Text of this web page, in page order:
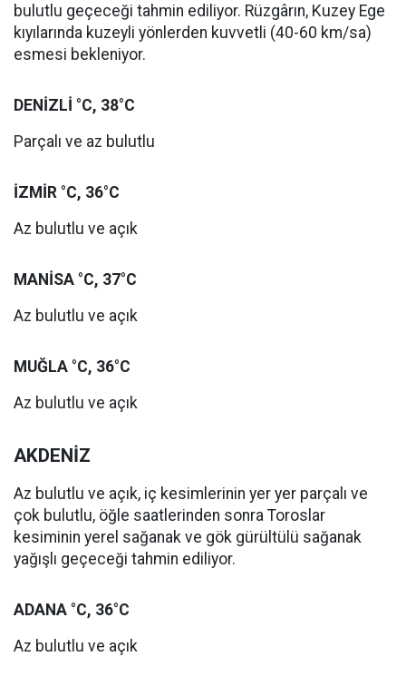
bulutlu geçeceği tahmin ediliyor. Rüzgârın, Kuzey Ege
kıyılarında kuzeyli yönlerden kuvvetli (40-60 km/sa)
esmesi bekleniyor.
DENİZLİ °C, 38°C
Parçalı ve az bulutlu
İZMİR °C, 36°C
Az bulutlu ve açık
MANİSA °C, 37°C
Az bulutlu ve açık
MUĞLA °C, 36°C
Az bulutlu ve açık
AKDENİZ
Az bulutlu ve açık, iç kesimlerinin yer yer parçalı ve
çok bulutlu, öğle saatlerinden sonra Toroslar
kesiminin yerel sağanak ve gök gürültülü sağanak
yağışlı geçeceği tahmin ediliyor.
ADANA °C, 36°C
Az bulutlu ve açık